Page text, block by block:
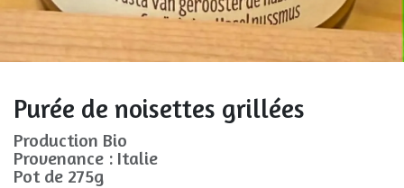
Purée de noisettes grillées
Production Bio
Provenance : Italie
Pot de 275g